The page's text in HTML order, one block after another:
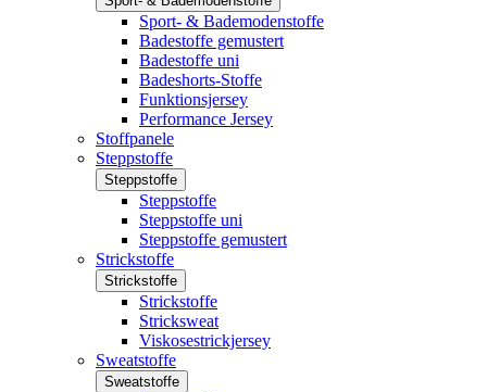
Sport- & Bademodenstoffe
Badestoffe gemustert
Badestoffe uni
Badeshorts-Stoffe
Funktionsjersey
Performance Jersey
Stoffpanele
Steppstoffe
Steppstoffe
Steppstoffe
Steppstoffe uni
Steppstoffe gemustert
Strickstoffe
Strickstoffe
Strickstoffe
Stricksweat
Viskosestrickjersey
Sweatstoffe
Sweatstoffe